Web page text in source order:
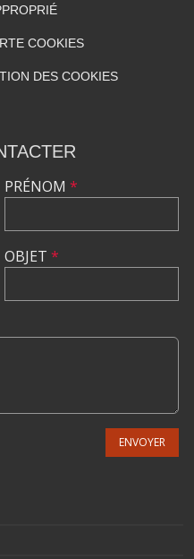
COOKIES
DES COOKIES
PRÉNOM *
OBJET *
ENVOYER